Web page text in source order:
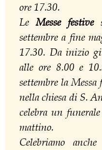
ore 17.30.
LeMesse festive
settembre a fine
17.30. Da inizio
alle ore 8.00 e
settembre la
nella chiesa di S.
celebra un
mattino.
Celebriamo